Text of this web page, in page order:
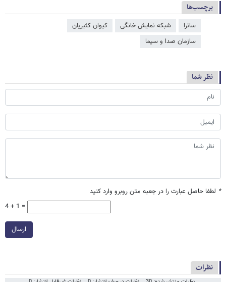
برچسب‌ها
ساترا شبکه نمایش خانگی
کیوان کثیریان
سازمان صدا و سیما
نظر شما
* لطفا حاصل عبارت را در جعبه متن روبرو وارد کنید
4 + 1 =
ارسال
نظرات